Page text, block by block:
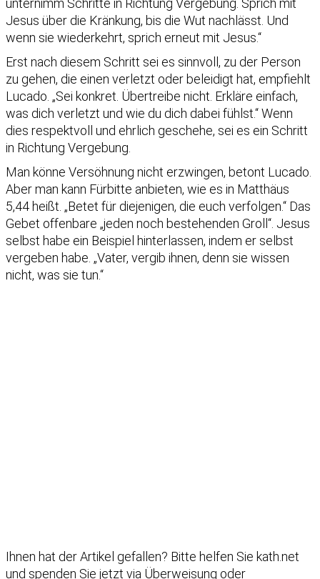
unternimm Schritte in Richtung Vergebung. Sprich mit
Jesus über die Kränkung, bis die Wut nachlässt. Und
wenn sie wiederkehrt, sprich erneut mit Jesus.“
Erst nach diesem Schritt sei es sinnvoll, zu der Person
zu gehen, die einen verletzt oder beleidigt hat, empfiehlt
Lucado. „Sei konkret. Übertreibe nicht. Erkläre einfach,
was dich verletzt und wie du dich dabei fühlst.“ Wenn
dies respektvoll und ehrlich geschehe, sei es ein Schritt
in Richtung Vergebung.
Man könne Versöhnung nicht erzwingen, betont Lucado.
Aber man kann Fürbitte anbieten, wie es in Matthäus
5,44 heißt. „Betet für diejenigen, die euch verfolgen.“ Das
Gebet offenbare „jeden noch bestehenden Groll“. Jesus
selbst habe ein Beispiel hinterlassen, indem er selbst
vergeben habe. „Vater, vergib ihnen, denn sie wissen
nicht, was sie tun.“
Ihnen hat der Artikel gefallen? Bitte helfen Sie kath.net
und spenden Sie jetzt via Überweisung oder